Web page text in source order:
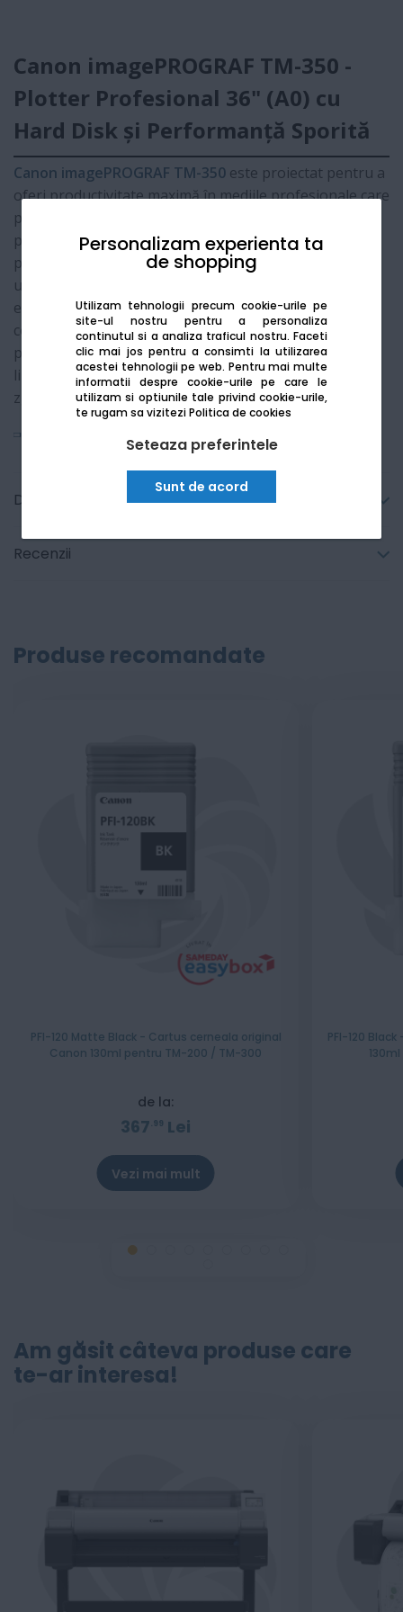
Personalizam experienta ta
de shopping
Utilizam tehnologii precum cookie-urile pe
site-ul nostru pentru a personaliza
continutul si a analiza traficul nostru. Faceti
clic mai jos pentru a consimti la utilizarea
acestei tehnologii pe web. Pentru mai multe
informatii despre cookie-urile pe care le
utilizam si optiunile tale privind cookie-urile,
te rugam sa viziteziPolitica de cookies
Seteaza preferintele
Sunt de acord
Canon imagePROGRAF TM-350 -
Plotter Profesional 36" (A0) cu
Hard Disk și Performanță Sporită
Canon imagePROGRAF TM-350 este proiectat pentru a
oferi productivitate maximă în mediile profesionale care
procesează volume mari de planșe CAD, hărți GIS și
postere. Dotat cu unHard Disk de 500 GBși noul
procesor
L-COA PRO II, TM-350 asigură o procesare
ultra-rapidă a fișierelor complexe și o gestionare
eficientă a sarcinilor de imprimare. Tehnologia de
cerneală pigment Lucia TD în 5 culori garantează
printuri rezistente la apă și o precizie remarcabilă a
liniilor, totul într-un sistem funcționabil la un nivel de
zgomot extrem de redus.
Detalii tehnice
Recenzii
Produse recomandate
PFI-120 Matte Black - Cartus cerneala original
Canon 130ml pentru TM-200 / TM-300
de la:
367 99 Lei
Vezi mai mult
PFI-120
Am găsit câteva produse care
te-ar interesa!